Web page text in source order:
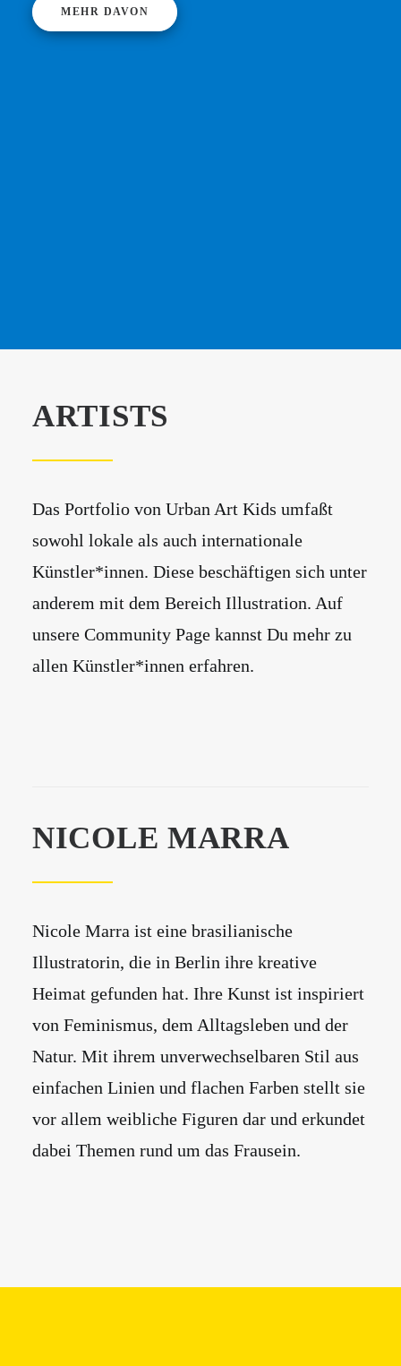
MEHR DAVON
ARTISTS
Das Portfolio von Urban Art Kids umfaßt
sowohl lokale als auch internationale
Künstler*innen. Diese beschäftigen sich unter
anderem mit dem Bereich Illustration. Auf
unsere Community Page kannst Du mehr zu
allen Künstler*innen erfahren.
NICOLE MARRA
Nicole Marra ist eine brasilianische
Illustratorin, die in Berlin ihre kreative
Heimat gefunden hat. Ihre Kunst ist inspiriert
von Feminismus, dem Alltagsleben und der
Natur. Mit ihrem unverwechselbaren Stil aus
einfachen Linien und flachen Farben stellt sie
vor allem weibliche Figuren dar und erkundet
dabei Themen rund um das Frausein.